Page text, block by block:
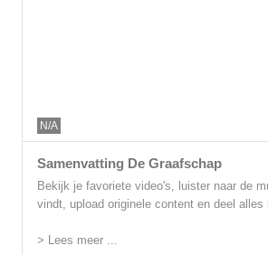
N/A
Samenvatting De Graafschap
Bekijk je favoriete video's, luister naar de
vindt, upload originele content en deel alles
> Lees meer ...